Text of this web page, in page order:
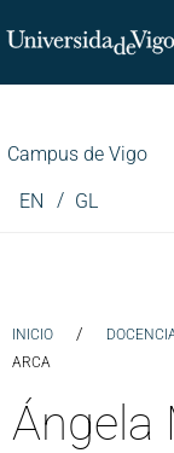
Facultad de
Campus de Vigo
EN GL
INICIO /
ARCA
Ángela